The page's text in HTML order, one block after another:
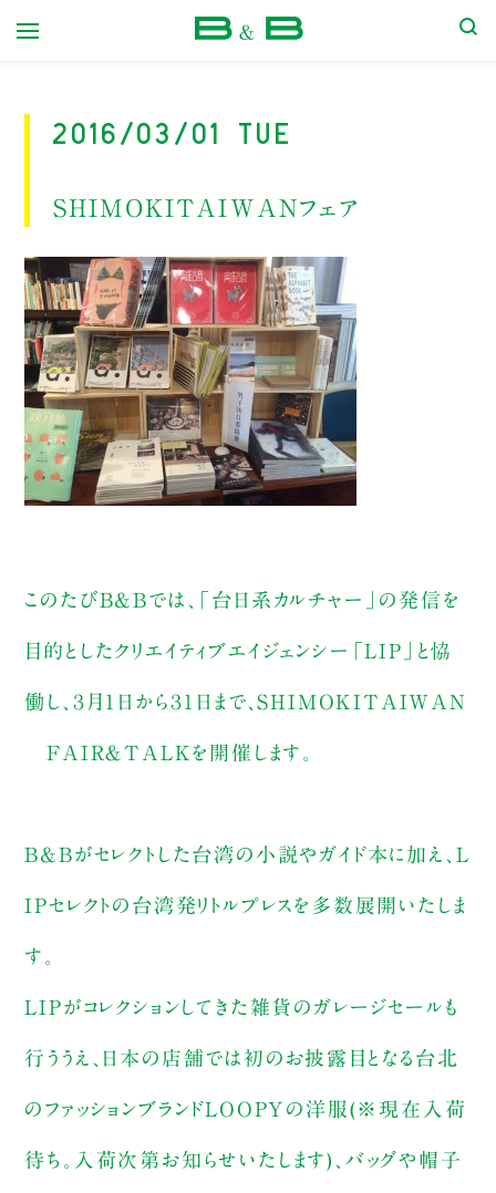
2016/03/01 Tue
SHIMOKITAIWANフェア
このたびB&Bでは、「台日系カルチャー」の発信を
目的としたクリエイティブエイジェンシー「LIP」と恊
働し、３月１日から３１日まで、SHIMOKITAIWAN
FAIR＆TALKを開催します。
B&Bがセレクトした台湾の小説やガイド本に加え、L
IPセレクトの台湾発リトルプレスを多数展開いたしま
す。
LIPがコレクションしてきた雑貨のガレージセールも
行ううえ、日本の店舗では初のお披露目となる台北
のファッションブランドLOOPYの洋服(※現在入荷
待ち。入荷次第お知らせいたします)、バッグや帽子